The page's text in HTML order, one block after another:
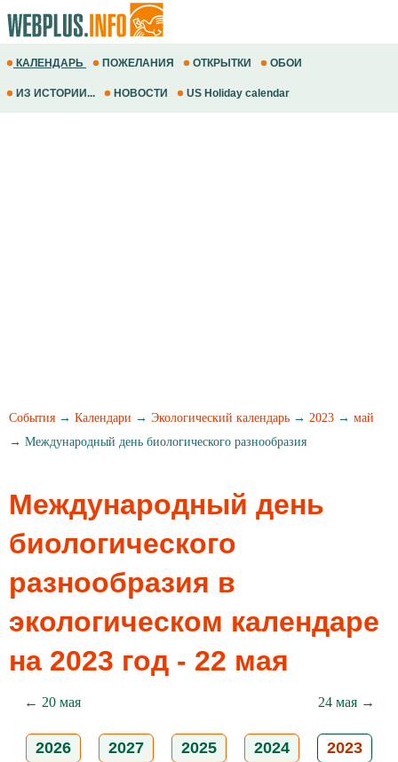
КАЛЕНДАРЬ ПОЖЕЛАНИЯ ОТКРЫТКИ ОБОИ
ИЗ ИСТОРИИ... НОВОСТИ US Holiday calendar
События → Календари → Экологический календарь → 2023 → май
→ Международный день биологического разнообразия
Международный день
биологического
разнообразия в
экологическом календаре
на 2023 год - 22 мая
← 20 мая 24 мая →
2026 2027 2025 2024 2023